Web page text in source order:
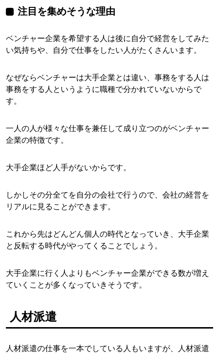
注目を集めそうな理由
ベンチャー企業を希望する人は後に自分で経営をしてみた
い気持ちや、自分で仕事をしたい人がたくさんいます。
なぜならベンチャーは大手企業とは違い、事務をする人は
事務をする人というように職種で分かれていないからで
す。
一人の人が様々な仕事を兼任して成り立つのがベンチャー
企業の特徴です。
大手企業ほど人手がないからです。
しかしその分全てを自分の会社で行うので、会社の経営を
リアルに見ることができます。
これから先はどんどん個人の時代となっていき、大手企業
と反転する時代がやってくることでしょう。
大手企業に行く人よりもベンチャー企業ができる数が増え
ていくことが多くなっていきそうです。
人材派遣
人材派遣の仕事を一本でしている人もいますが、人材派遣